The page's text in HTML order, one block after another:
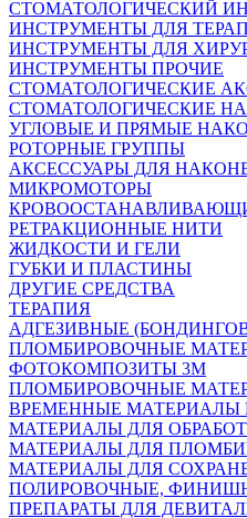
СТОМАТОЛОГИЧЕСКИЙ
ИНСТРУМЕНТЫ ДЛЯ
ИНСТРУМЕНТЫ ДЛЯ
ИНСТРУМЕНТЫ ПРОЧИЕ
СТОМАТОЛОГИЧЕСКИЕ
СТОМАТОЛОГИЧЕСКИЕ
УГЛОВЫЕ И ПРЯМЫЕ
РОТОРНЫЕ ГРУППЫ
АКСЕССУАРЫ ДЛЯ
МИКРОМОТОРЫ
РЕТРАКЦИОННЫЕ НИТИ
ЖИДКОСТИ И ГЕЛИ
ГУБКИ И ПЛАСТИНЫ
ДРУГИЕ СРЕДСТВА
ТЕРАПИЯ
АДГЕЗИВНЫЕ
ПЛОМБИРОВОЧНЫЕ
ФОТОКОМПОЗИТЫ 3М
ПЛОМБИРОВОЧНЫЕ
ВРЕМЕННЫЕ МАТЕРИАЛЫ
МАТЕРИАЛЫ ДЛЯ
МАТЕРИАЛЫ ДЛЯ
МАТЕРИАЛЫ ДЛЯ
ПОЛИРОВОЧНЫЕ,
ПРЕПАРАТЫ ДЛЯ